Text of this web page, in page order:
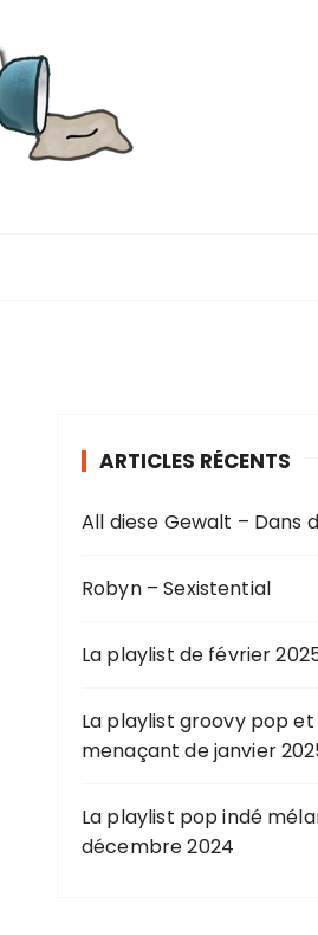
ARTICLES RÉCENTS
All diese Gewalt – Dans
Robyn – Sexistential
La playlist de février
La playlist groovy pop
menaçant de janvier
La playlist pop indé
décembre 2024